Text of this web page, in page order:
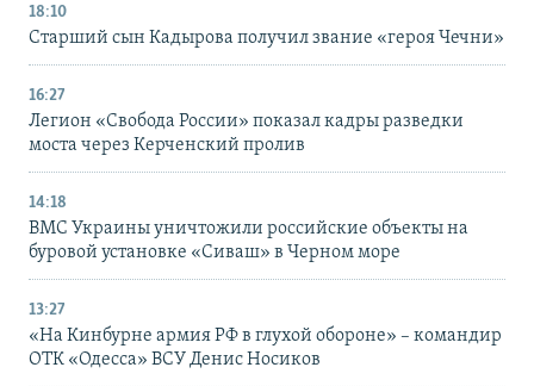
18:10
Старший сын Кадырова получил звание «героя Чечни»
16:27
Легион «Свобода России» показал кадры разведки
моста через Керченский пролив
14:18
ВМС Украины уничтожили российские объекты на
буровой установке «Сиваш» в Черном море
13:27
«На Кинбурне армия РФ в глухой обороне» – командир
ОТК «Одесса» ВСУ Денис Носиков